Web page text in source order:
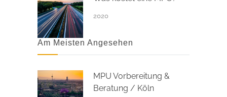
2020
Am Meisten Angesehen
MPU Vorbereitung &
Beratung / Köln